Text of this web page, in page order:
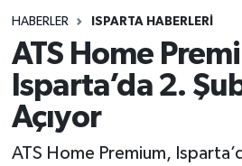
HABERLER ISPARTA HABERLERİ
ATS Home
Isparta’da 2.
Açıyor
ATS Home Premium,
Spor
Tebrik